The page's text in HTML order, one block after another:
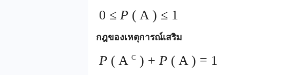
0 ≤ P ( A ) ≤ 1
กฎของเหตุการณ์เสริม
P ( A C ) + P ( A ) = 1